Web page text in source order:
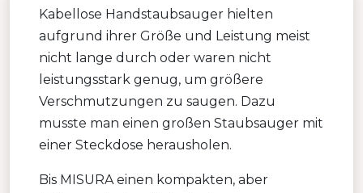
Kabellose Handstaubsauger hielten
aufgrund ihrer Größe und Leistung meist
nicht lange durch oder waren nicht
leistungsstark genug, um größere
Verschmutzungen zu saugen. Dazu
musste man einen großen Staubsauger mit
einer Steckdose herausholen.
Bis MISURA einen kompakten, aber